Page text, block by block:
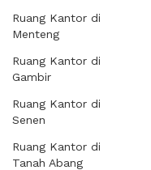
Ruang Kantor di
Menteng
Ruang Kantor di
Gambir
Ruang Kantor di
Senen
Ruang Kantor di
Tanah Abang